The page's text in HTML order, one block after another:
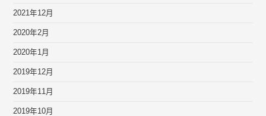
2021年12月
2020年2月
2020年1月
2019年12月
2019年11月
2019年10月